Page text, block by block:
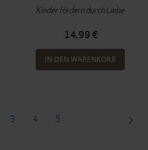
Kinder fördern durch Liebe
14,99 €
IN DEN WARENKORB
Seite
3 Seite
4 Seite
5